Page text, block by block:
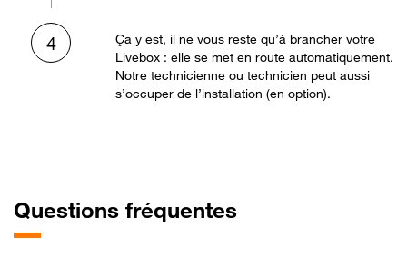
4
Ça y est, il ne vous reste qu’à brancher votre
Livebox : elle se met en route automatiquement.
Notre technicienne ou technicien peut aussi
s’occuper de l’installation (en option).
Questions fréquentes